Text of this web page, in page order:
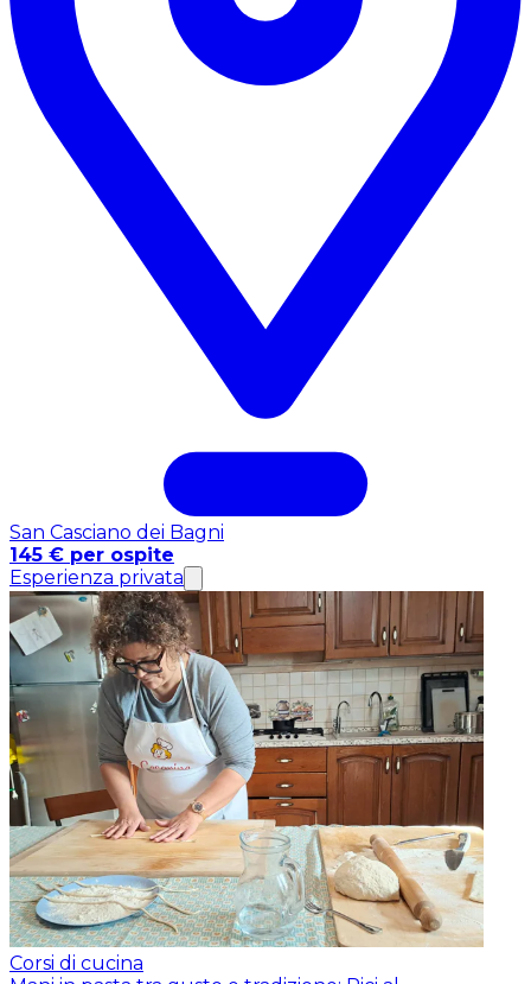
San Casciano dei Bagni
145 € per ospite
Esperienza privata
Corsi di cucina